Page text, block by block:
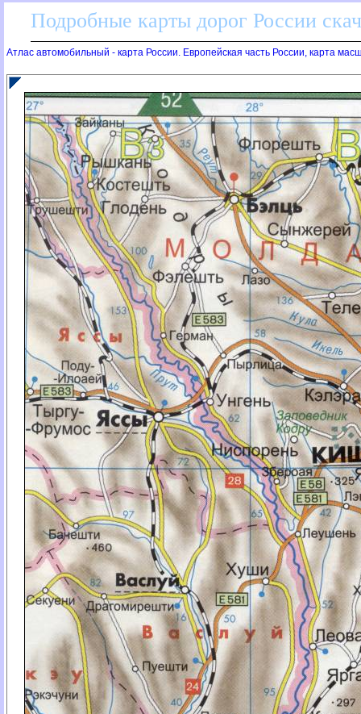
Подробные карты дорог России
Атлас автомобильный - карта России. Европейская часть России, карта